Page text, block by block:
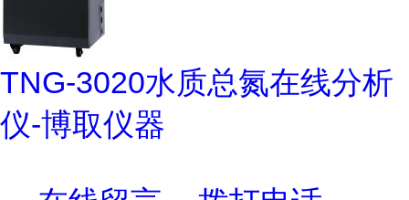
TNG-3020水质总氮在线分析
仪-博取仪器